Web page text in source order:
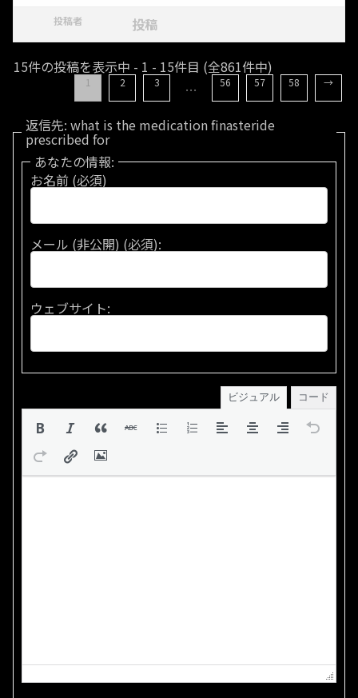
投稿者 投稿
15件の投稿を表示中 - 1 - 15件目 (全861件中)
1 2 3 … 56 57 58 →
返信先: what is the medication finasteride
prescribed for
あなたの情報:
お名前 (必須)
メール (非公開) (必須):
ウェブサイト:
ビジュアル コード